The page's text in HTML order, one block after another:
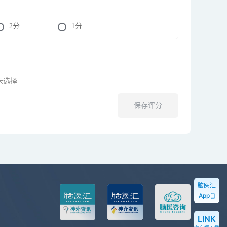
2分 1分
选择
保存评分
脑医汇
App
LINK